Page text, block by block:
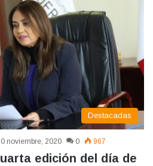
Destacadas
noviembre, 2020 0 967
edición del día de